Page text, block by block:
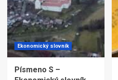
Ekonomický slovník
Písmeno S –